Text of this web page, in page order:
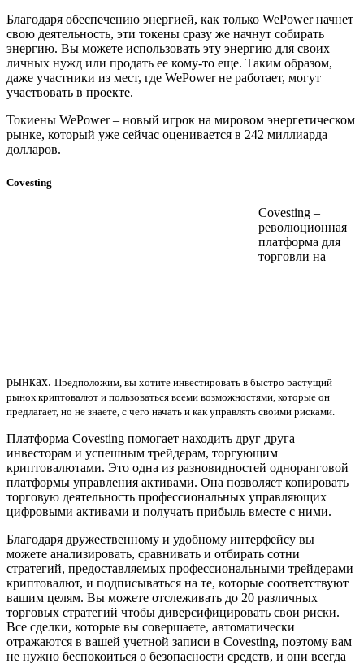
Благодаря обеспечению энергией, как только WePower начнет
свою деятельность, эти токены сразу же начнут собирать
энергию. Вы можете использовать эту энергию для своих
личных нужд или продать ее кому-то еще. Таким образом,
даже участники из мест, где WePower не работает, могут
участвовать в проекте.
Токиены WePower – новый игрок на мировом энергетическом
рынке, который уже сейчас оценивается в 242 миллиарда
долларов.
Covesting
Covesting –
революционная
платформа для
торговли на
рынках. Предположим, вы хотите инвестировать в быстро растущий
рынок криптовалют и пользоваться всеми возможностями, которые он
предлагает, но не знаете, с чего начать и как управлять своими рисками.
Платформа Covesting помогает находить друг друга
инвесторам и успешным трейдерам, торгующим
криптовалютами. Это одна из разновидностей одноранговой
платформы управления активами. Она позволяет копировать
торговую деятельность профессиональных управляющих
цифровыми активами и получать прибыль вместе с ними.
Благодаря дружественному и удобному интерфейсу вы
можете анализировать, сравнивать и отбирать сотни
стратегий, предоставляемых профессиональными трейдерами
криптовалют, и подписываться на те, которые соответствуют
вашим целям. Вы можете отслеживать до 20 различных
торговых стратегий чтобы диверсифицировать свои риски.
Все сделки, которые вы совершаете, автоматически
отражаются в вашей учетной записи в Covesting, поэтому вам
не нужно беспокоиться о безопасности средств, и они всегда